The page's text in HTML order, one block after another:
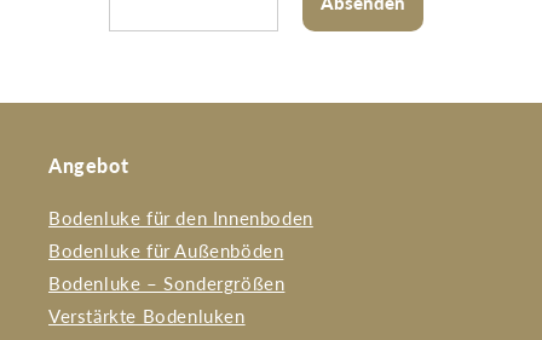
Angebot
Bodenluke für den Innenboden
Bodenluke für Außenböden
Bodenluke – Sondergrößen
Verstärkte Bodenluken